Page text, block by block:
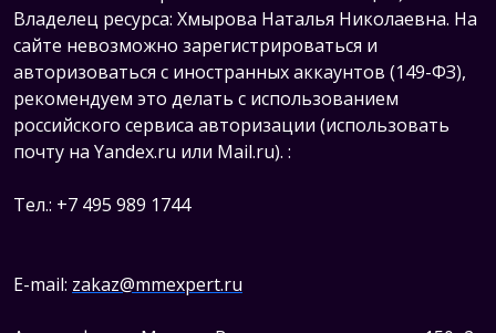
Владелец ресурса: Хмырова Наталья Николаевна. На
сайте невозможно зарегистрироваться и
авторизоваться с иностранных аккаунтов (149-ФЗ),
рекомендуем это делать с использованием
российского сервиса авторизации (использовать
почту на Yandex.ru или Mail.ru). :
Тел.: +7 495 989 1744
E-mail: zakaz@mmexpert.ru